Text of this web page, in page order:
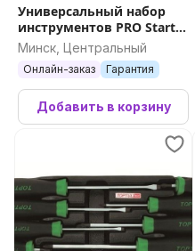
Универсальный набор
инструментов PRO Startul
Stuttgart PRO-142S (142
предметов)
Минск, Центральный
Онлайн-заказ Гарантия
Добавить в корзину